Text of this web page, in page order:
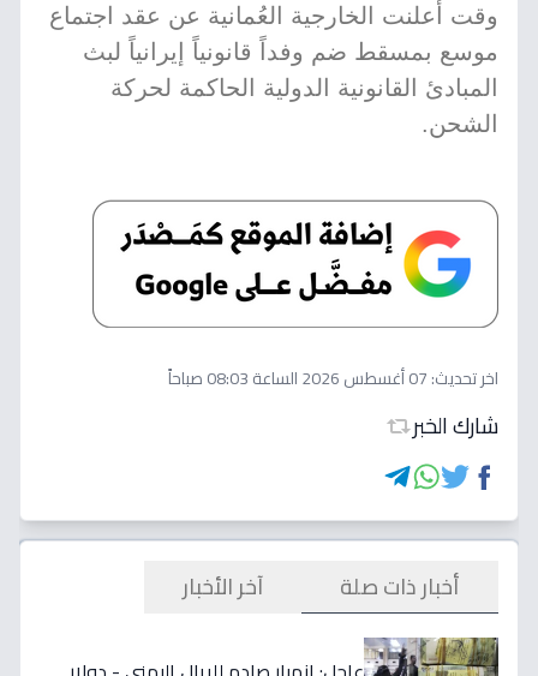
وقت أعلنت الخارجية العُمانية عن عقد اجتماع
موسع بمسقط ضم وفداً قانونياً إيرانياً لبث
المبادئ القانونية الدولية الحاكمة لحركة
الشحن.
اخر تحديث:07 أغسطس 2026 الساعة 08:03 صباحاً
شارك الخبر
أخبار ذات صلة آخر الأخبار